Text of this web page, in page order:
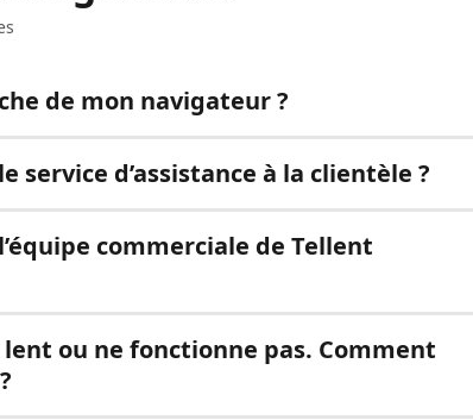
de mon navigateur ?
service d’assistance à la clientèle ?
commerciale de Tellent
ou ne fonctionne pas. Comment